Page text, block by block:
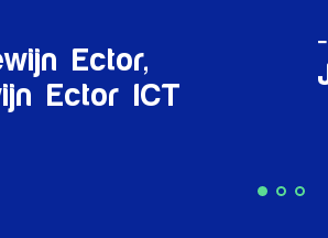
Ector,
Ector ICT